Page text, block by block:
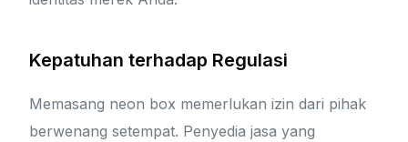
Kepatuhan terhadap Regulasi
Memasang neon box memerlukan izin dari pihak
berwenang setempat. Penyedia jasa yang